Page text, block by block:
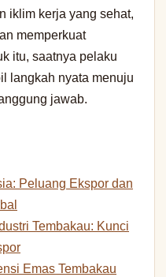
iklim kerja yang sehat,
memperkuat
itu, saatnya pelaku
langkah nyata menuju
jawab.
Peluang Ekspor dan
Tembakau: Kunci
Emas Tembakau